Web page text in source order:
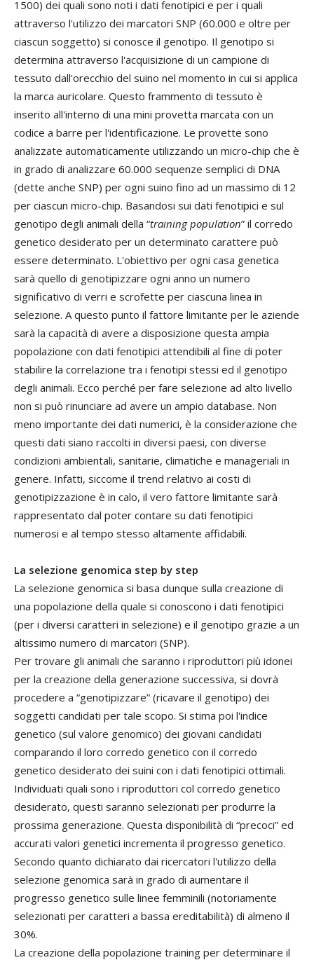
1500) dei quali sono noti i dati fenotipici e per i quali
attraverso l'utilizzo dei marcatori SNP (60.000 e oltre per
ciascun soggetto) si conosce il genotipo. Il genotipo si
determina attraverso l'acquisizione di un campione di
tessuto dall'orecchio del suino nel momento in cui si applica
la marca auricolare. Questo frammento di tessuto è
inserito all'interno di una mini provetta marcata con un
codice a barre per l'identificazione. Le provette sono
analizzate automaticamente utilizzando un micro-chip che è
in grado di analizzare 60.000 sequenze semplici di DNA
(dette anche SNP) per ogni suino fino ad un massimo di 12
per ciascun micro-chip. Basandosi sui dati fenotipici e sul
genotipo degli animali della “training population” il corredo
genetico desiderato per un determinato carattere può
essere determinato. L'obiettivo per ogni casa genetica
sarà quello di genotipizzare ogni anno un numero
significativo di verri e scrofette per ciascuna linea in
selezione. A questo punto il fattore limitante per le aziende
sarà la capacità di avere a disposizione questa ampia
popolazione con dati fenotipici attendibili al fine di poter
stabilire la correlazione tra i fenotipi stessi ed il genotipo
degli animali. Ecco perché per fare selezione ad alto livello
non si può rinunciare ad avere un ampio database. Non
meno importante dei dati numerici, è la considerazione che
questi dati siano raccolti in diversi paesi, con diverse
condizioni ambientali, sanitarie, climatiche e manageriali in
genere. Infatti, siccome il trend relativo ai costi di
genotipizzazione è in calo, il vero fattore limitante sarà
rappresentato dal poter contare su dati fenotipici
numerosi e al tempo stesso altamente affidabili.
La selezione genomica step by step
La selezione genomica si basa dunque sulla creazione di
una popolazione della quale si conoscono i dati fenotipici
(per i diversi caratteri in selezione) e il genotipo grazie a un
altissimo numero di marcatori (SNP).
Per trovare gli animali che saranno i riproduttori più idonei
per la creazione della generazione successiva, si dovrà
procedere a “genotipizzare” (ricavare il genotipo) dei
soggetti candidati per tale scopo. Si stima poi l'indice
genetico (sul valore genomico) dei giovani candidati
comparando il loro corredo genetico con il corredo
genetico desiderato dei suini con i dati fenotipici ottimali.
Individuati quali sono i riproduttori col corredo genetico
desiderato, questi saranno selezionati per produrre la
prossima generazione. Questa disponibilità di “precoci” ed
accurati valori genetici incrementa il progresso genetico.
Secondo quanto dichiarato dai ricercatori l'utilizzo della
selezione genomica sarà in grado di aumentare il
progresso genetico sulle linee femminili (notoriamente
selezionati per caratteri a bassa ereditabilità) di almeno il
30%.
La creazione della popolazione training per determinare il